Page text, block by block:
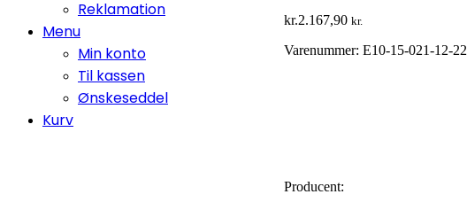
Reklamation
Menu
Min konto
Til kassen
Ønskeseddel
Kurv
kr.2.167,90 kr.
Varenummer: E10-15-021-12-22
Producent: